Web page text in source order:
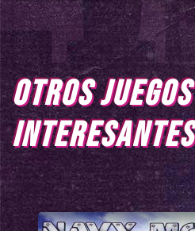
OTROS JUEGOS
INTERESANTES